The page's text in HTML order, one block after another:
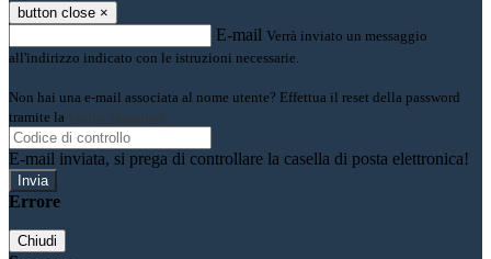
button close ×
E-mail Verrà inviato un messaggio
all'indirizzo indicato con le istruzioni necessarie.
Non hai una e-mail associata al nome utente? Effettua il reset della password
tramite la Login Spaggiari
E-mail inviata, si prega di controllare la casella di posta elettronica!
Errore
Chiudi